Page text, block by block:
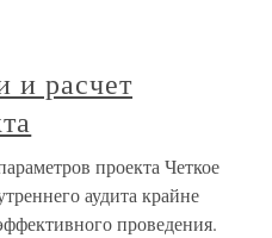
и расчет
проекта Четкое
аудита крайне
проведения.